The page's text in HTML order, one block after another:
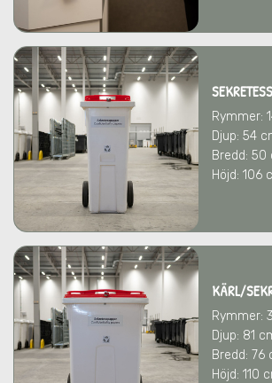
Rymmer:
Djup: 54
Bredd: 50
Höjd: 106
KÄRL/
Rymmer:
Djup: 81
Bredd: 76
Höjd: 110